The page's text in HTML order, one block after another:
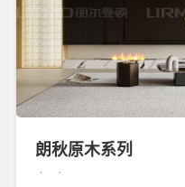
朗秋原木系列
· ·